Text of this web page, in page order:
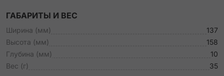
ГАБАРИТЫ И ВЕС
Ширина (мм)
137
Высота (мм)
158
Глубина (мм)
10
Вес (г)
35